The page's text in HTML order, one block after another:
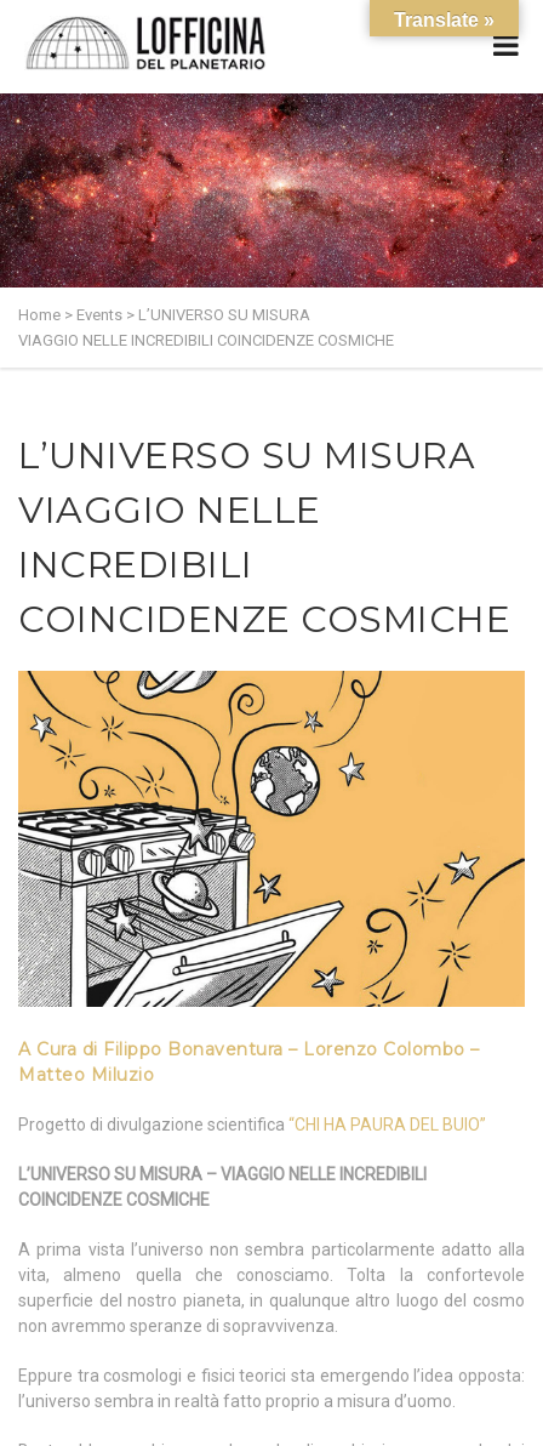
Home > Events > L’UNIVERSO SU MISURA
VIAGGIO NELLE INCREDIBILI COINCIDENZE COSMICHE
L’UNIVERSO SU MISURA
VIAGGIO NELLE
INCREDIBILI
COINCIDENZE COSMICHE
A Cura di Filippo Bonaventura – Lorenzo Colombo –
Matteo Miluzio
Progetto di divulgazione scientifica “CHI HA PAURA DEL BUIO”
L’UNIVERSO SU MISURA – VIAGGIO NELLE INCREDIBILI
COINCIDENZE COSMICHE
A prima vista l’universo non sembra particolarmente adatto alla
vita, almeno quella che conosciamo. Tolta la confortevole
superficie del nostro pianeta, in qualunque altro luogo del cosmo
non avremmo speranze di sopravvivenza.
Eppure tra cosmologi e fisici teorici sta emergendo l’idea opposta:
l’universo sembra in realtà fatto proprio a misura d’uomo.
Translate »